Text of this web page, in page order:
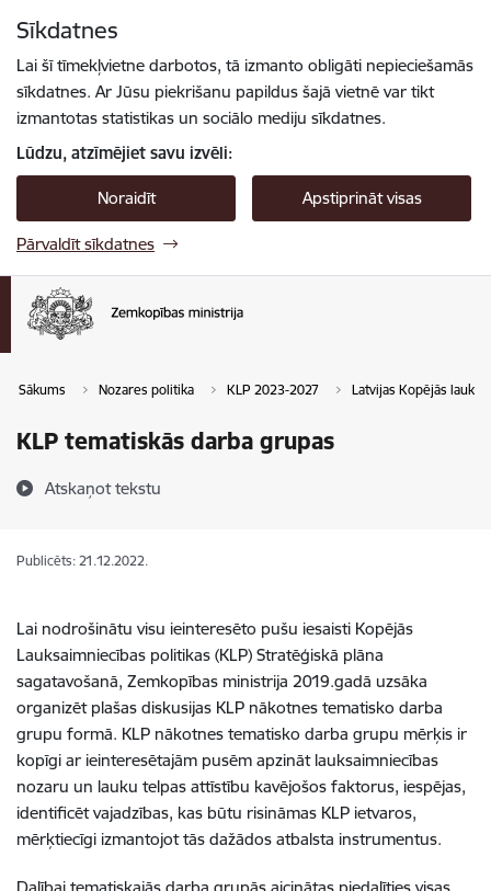
Sīkdatnes
Lai šī tīmekļvietne darbotos, tā izmanto obligāti nepieciešamās
sīkdatnes. Ar Jūsu piekrišanu papildus šajā vietnē var tikt
izmantotas statistikas un sociālo mediju sīkdatnes.
Lūdzu, atzīmējiet savu izvēli:
Noraidīt Apstiprināt visas
Pārvaldīt sīkdatnes
Sākums Nozares politika KLP 2023-2027 Latvijas Kopējās
KLP tematiskās darba grupas
Atskaņot tekstu
Publicēts: 21.12.2022.
Lai nodrošinātu visu ieinteresēto pušu iesaisti Kopējās
Lauksaimniecības politikas (KLP) Stratēģiskā plāna
sagatavošanā, Zemkopības ministrija 2019.gadā uzsāka
organizēt plašas diskusijas KLP nākotnes tematisko darba
grupu formā. KLP nākotnes tematisko darba grupu mērķis ir
kopīgi ar ieinteresētajām pusēm apzināt lauksaimniecības
nozaru un lauku telpas attīstību kavējošos faktorus, iespējas,
identificēt vajadzības, kas būtu risināmas KLP ietvaros,
mērķtiecīgi izmantojot tās dažādos atbalsta instrumentus.